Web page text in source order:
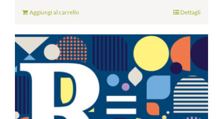
Aggiungi al carrello Dettagli